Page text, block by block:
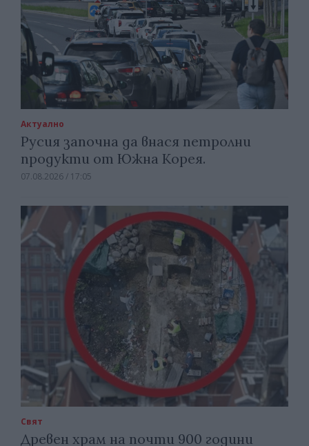
Актуално
Русия започна да внася петролни
продукти от Южна Корея.
07.08.2026 / 17:05
Свят
Древен храм на почти 900 години